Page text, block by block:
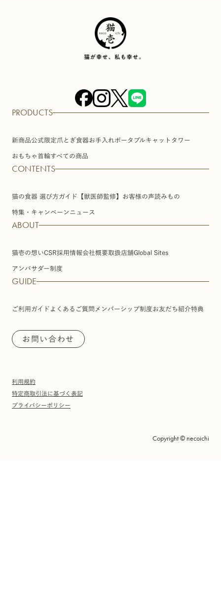
PRODUCTS
新商品公式限定爪とぎ食器お手入れポータブル キャットタワー
おもちゃ首輪すべての商品
CONTENTS
猫の食器 選び方ガイド【獣医師監修】 お客様の声読みもの
特集・キャンペーンニュース
ABOUT
猫壱の想いCSR採用情報会社概要取扱店舗Global Sites
アンバサダー制度
GUIDE
ご利用ガイド よくあるご質問 メンバーシップ制度お友だち紹介特典
お問い合わせ
利用規約
特定商取引法に基づく表記
プライバシーポリシー
Copyright © necoichi